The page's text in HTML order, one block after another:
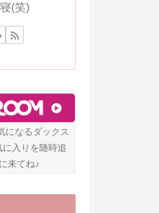
(笑)
になるダックス
入りを随時追
来てね♪